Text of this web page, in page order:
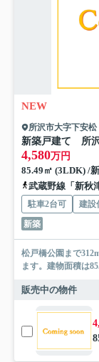
NEW
所沢市大字下安松
新築戸建て 所
4,580万円
85.49㎡ (3LDK) /
武蔵野線「新秋
駐車2台可 建設
新築
松戸橋公園まで
ます。建物面積は
販売中の物件